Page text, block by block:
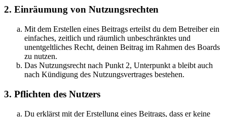
2. Einräumung von Nutzungsrechten
Mit dem Erstellen eines Beitrags erteilst du dem Betreiber ein
einfaches, zeitlich und räumlich unbeschränktes und
unentgeltliches Recht, deinen Beitrag im Rahmen des Boards
zu nutzen.
Das Nutzungsrecht nach Punkt 2, Unterpunkt a bleibt auch
nach Kündigung des Nutzungsvertrages bestehen.
3. Pflichten des Nutzers
Du erklärst mit der Erstellung eines Beitrags, dass er keine